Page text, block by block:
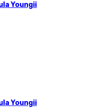
Youngii
Youngii